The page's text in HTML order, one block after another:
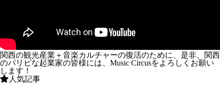
関西の観光産業＋音楽カルチャーの復活のために、是非、関西
のパリピな起業家の皆様には、Music Circusをよろしくお願い
します！
人気記事